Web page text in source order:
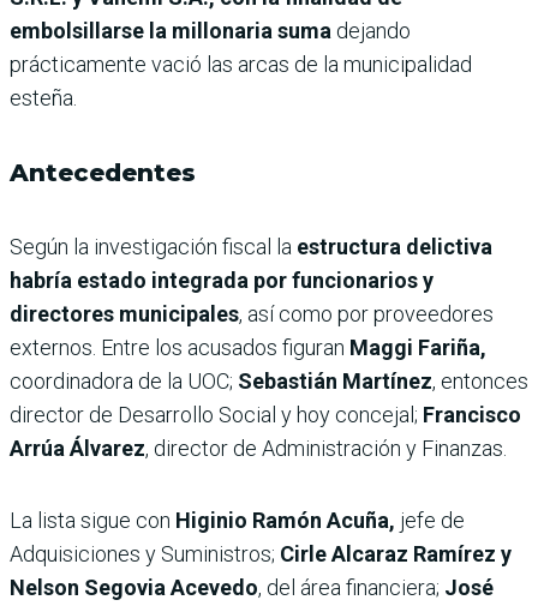
embolsillarse la millonaria suma dejando
prácticamente vació las arcas de la municipalidad
esteña.
Antecedentes
Según la investigación fiscal la estructura delictiva
habría estado integrada por funcionarios y
directores municipales, así como por proveedores
externos. Entre los acusados figuran Maggi Fariña,
coordinadora de la UOC; Sebastián Martínez, entonces
director de Desarrollo Social y hoy concejal; Francisco
Arrúa Álvarez, director de Administración y Finanzas.
La lista sigue con Higinio Ramón Acuña, jefe de
Adquisiciones y Suministros; Cirle Alcaraz Ramírez y
Nelson Segovia Acevedo, del área financiera; José